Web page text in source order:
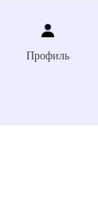
Профиль